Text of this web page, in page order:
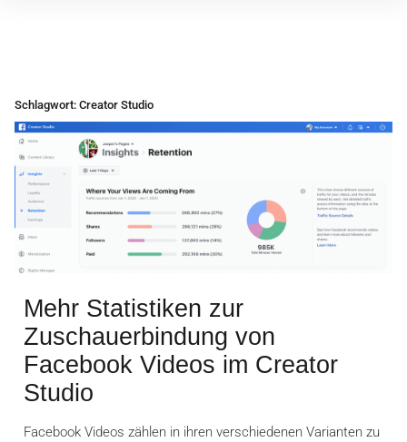
Schlagwort: Creator Studio
Mehr Statistiken zur
Zuschauerbindung von
Facebook Videos im Creator
Studio
Facebook Videos zählen in ihren verschiedenen Varianten zu